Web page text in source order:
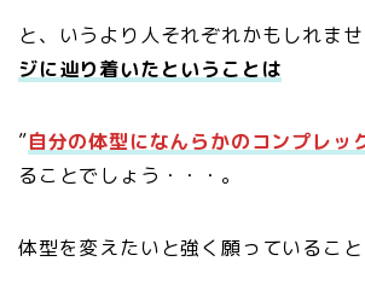
と、いうより人それぞれかもしれませ
ジに辿り着いたということは
”自分の体型になんらかのコンプレッ
ることでしょう・・・。
体型を変えたいと強く願っていること